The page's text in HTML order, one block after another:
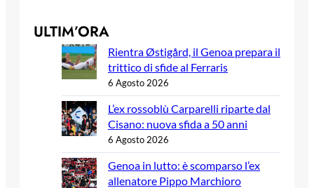
ULTIM’ORA
Rientra Østigård, il Genoa prepara il
trittico di sfide al Ferraris
6 Agosto 2026
L’ex rossoblù Carparelli riparte dal
Cisano: nuova sfida a 50 anni
6 Agosto 2026
Genoa in lutto: è scomparso l’ex
allenatore Pippo Marchioro